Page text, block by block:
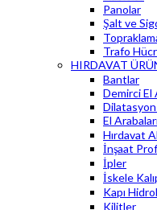
Panolar
Şalt ve
Trafo
HIRDAVAT
Bantlar
Demirci
El
Hırdavat
İnşaat
İpler
İskele
Kapı
Kilitler